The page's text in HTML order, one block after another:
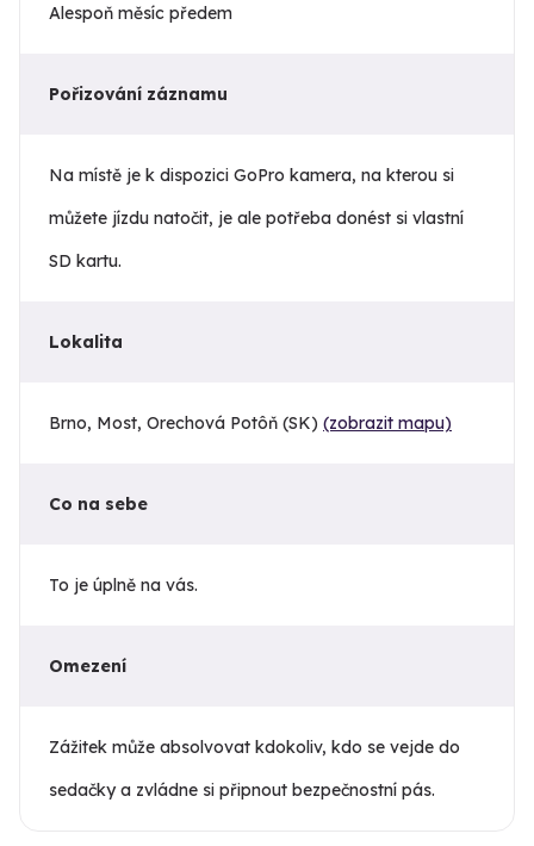
Alespoň měsíc předem
Pořizování záznamu
Na místě je k dispozici GoPro kamera, na kterou si
můžete jízdu natočit, je ale potřeba donést si vlastní
SD kartu.
Lokalita
Brno, Most, Orechová Potôň (SK) (zobrazit mapu)
Co na sebe
To je úplně na vás.
Omezení
Zážitek může absolvovat kdokoliv, kdo se vejde do
sedačky a zvládne si připnout bezpečnostní pás.